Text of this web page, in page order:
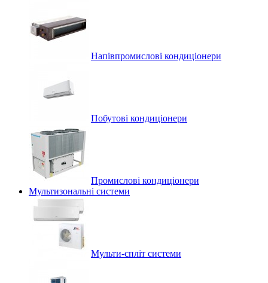
Напівпромислові кондиціонери
Побутові кондиціонери
Промислові кондиціонери
Мультизональні системи
Мульти-спліт системи